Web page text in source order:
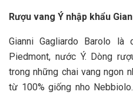
Rượu vang Ý nhập khẩu
Gianni Gagliardo Barolo
Piedmont, nước Ý. Dòng
trong những chai vang ngon
từ 100% giống nho